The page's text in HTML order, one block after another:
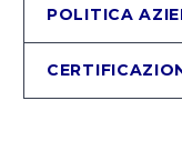
POLITICA